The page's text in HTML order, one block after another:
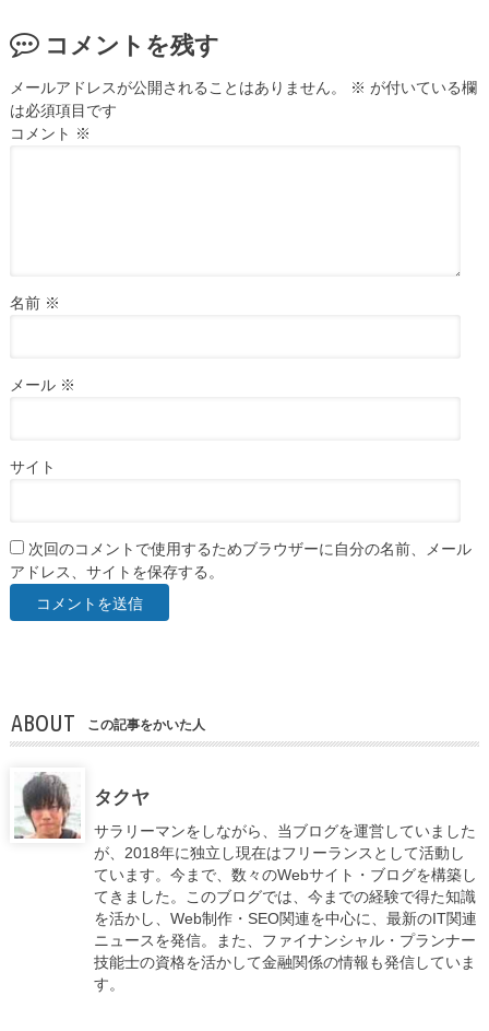
コメントを残す
メールアドレスが公開されることはありません。 ※ が付いている欄
は必須項目です
コメント ※
名前 ※
メール ※
サイト
次回のコメントで使用するためブラウザーに自分の名前、メール
アドレス、サイトを保存する。
ABOUT この記事をかいた人
タクヤ
サラリーマンをしながら、当ブログを運営していました
が、2018年に独立し現在はフリーランスとして活動し
ています。今まで、数々のWebサイト・ブログを構築し
てきました。このブログでは、今までの経験で得た知識
を活かし、Web制作・SEO関連を中心に、最新のIT関連
ニュースを発信。また、ファイナンシャル・プランナー
技能士の資格を活かして金融関係の情報も発信していま
す。